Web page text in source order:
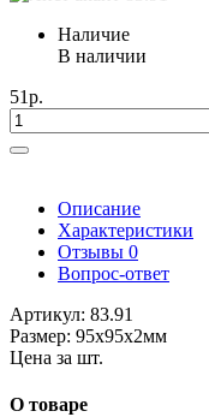
Наличие
В наличии
51р.
Описание
Характеристики
Отзывы 0
Вопрос-ответ
Артикул: 83.91
Размер: 95x95x2мм
Цена за шт.
О товаре